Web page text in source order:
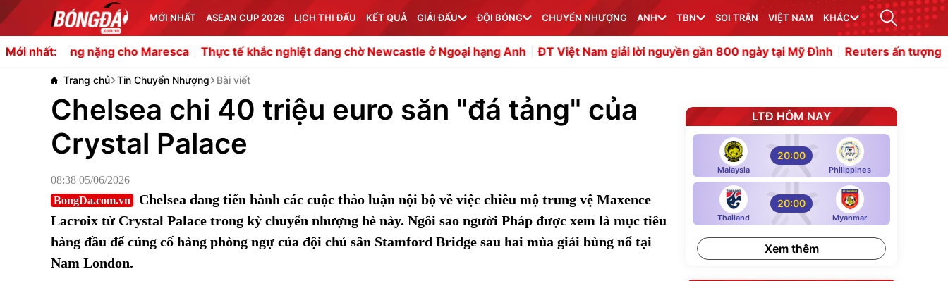
MỚI NHẤT ASEAN CUP 2026 LỊCH THI ĐẤU KẾT QUẢ GIẢI ĐẤU ĐỘI BÓNG CHUYỂN NHƯỢNG ANH TBN SOI TRẬN VIỆT NAM KHÁC
Mới nhất:
nặng cho Maresca Thực tế khắc nghiệt đang chờ Newcastle ở Ngoại hạng Anh ĐT Việt Nam giải lời nguyền gần 800 ngày tại Mỹ Đình Reuters ấn tượng với cú đúp
Trang chủ Tin Chuyển Nhượng Bài viết
Chelsea chi 40 triệu euro săn "đá tảng" của
Crystal Palace
08:38 05/06/2026
BongDa.com.vn
Chelsea đang tiến hành các cuộc thảo luận nội bộ về việc chiêu mộ trung vệ Maxence
Lacroix từ Crystal Palace trong kỳ chuyển nhượng hè này. Ngôi sao người Pháp được xem là mục tiêu
hàng đầu để củng cố hàng phòng ngự của đội chủ sân Stamford Bridge sau hai mùa giải bùng nổ tại
Nam London.
LTĐ HÔM NAY
Malaysia
20:00
Philippines
Thailand
20:00
Myanmar
Xem thêm